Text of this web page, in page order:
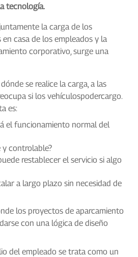
tecnología.
la carga de los
casa de los empleados y la
corporativo, surge una
se realice la carga, a las
si los vehículospodercargo.
es:
el funcionamiento normal del
y controlable?
restablecer el servicio si algo
a largo plazo sin necesidad de
los proyectos de aparcamiento
con una lógica de diseño
del empleado se trata como un